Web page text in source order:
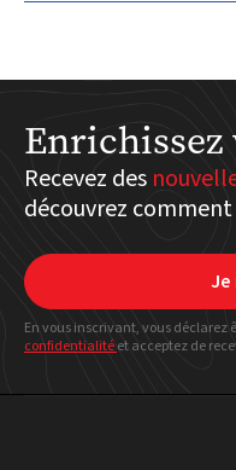
Recevez des
découvrez
Je
En vous inscrivant, vous déclarez
confidentialitéet acceptez de